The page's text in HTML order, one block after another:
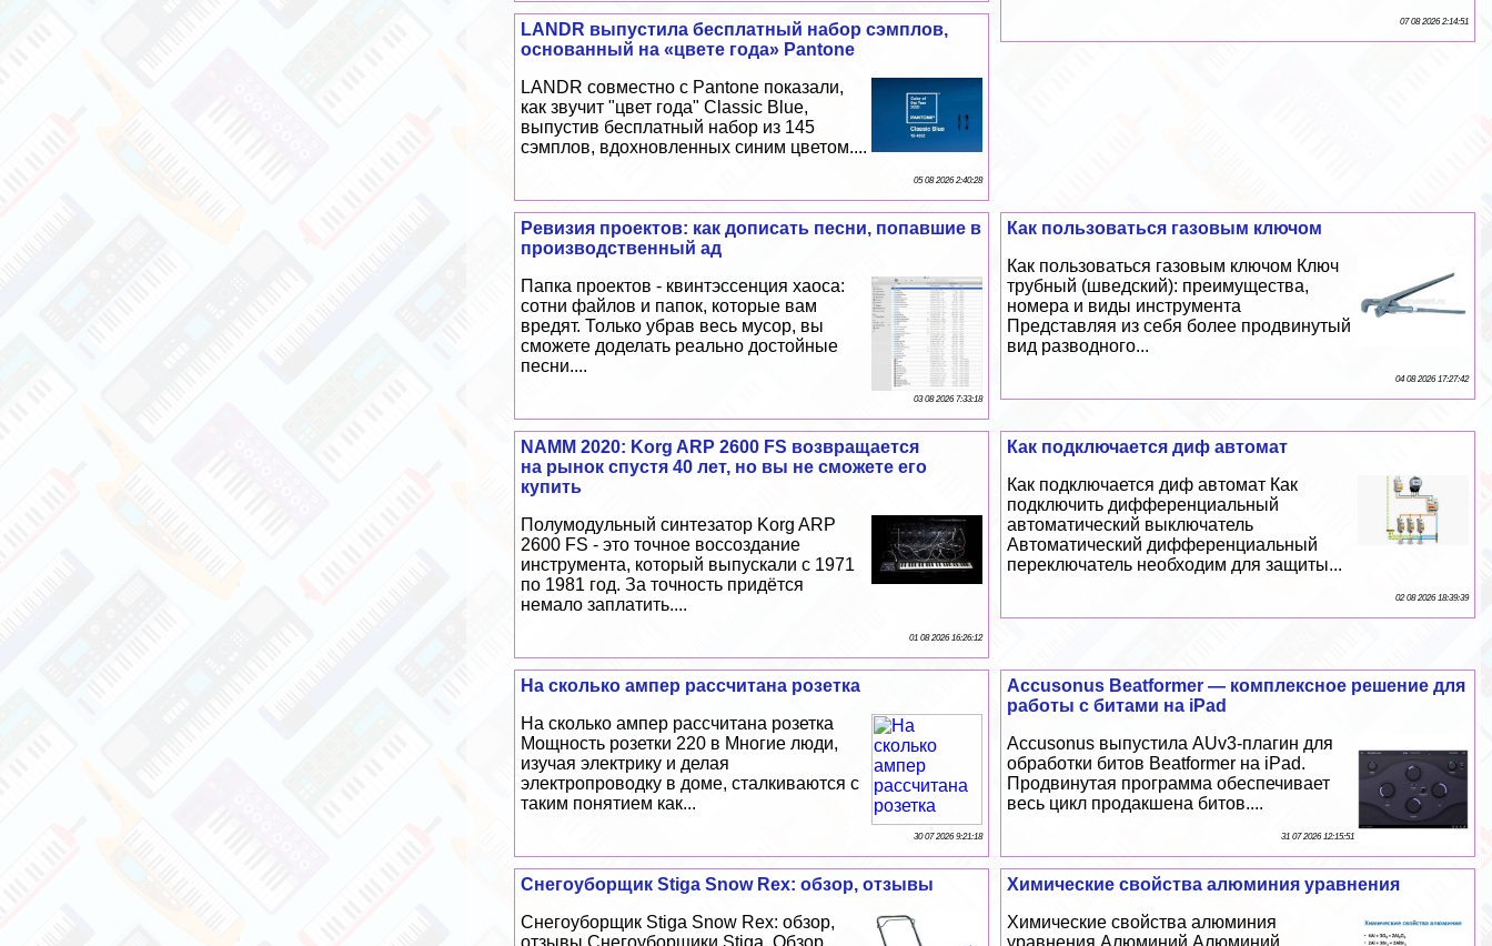
07 08 2026 2:14:51
LANDR выпустила бесплатный набор сэмплов,
основанный на «цвете года» Pantone
LANDR совместно с Pantone показали,
как звучит "цвет года" Classic Blue,
выпустив бесплатный набор из 145
сэмплов, вдохновленных синим цветом....
05 08 2026 2:40:28
Как пользоваться газовым ключом
Как пользоваться газовым ключом Ключ
трубный (шведский): преимущества,
номера и виды инструмента
Представляя из себя более продвинутый
вид разводного...
04 08 2026 17:27:42
Ревизия проектов: как дописать песни, попавшие в
производственный ад
Папка проектов - квинтэссенция хаоса:
сотни файлов и папок, которые вам
вредят. Только убрав весь мусор, вы
сможете доделать реально достойные
песни....
03 08 2026 7:33:18
Как подключается диф автомат
Как подключается диф автомат Как
подключить дифференциальный
автоматический выключатель
Автоматический дифференциальный
переключатель необходим для защиты...
02 08 2026 18:39:39
NAMM 2020: Korg ARP 2600 FS возвращается
на рынок спустя 40 лет, но вы не сможете его
купить
Полумодульный синтезатор Korg ARP
2600 FS - это точное воссоздание
инструмента, который выпускали с 1971
по 1981 год. За точность придётся
немало заплатить....
01 08 2026 16:26:12
Accusonus Beatformer — комплексное решение для
работы с битами на iPad
Accusonus выпустила AUv3-плагин для
обработки битов Beatformer на iPad.
Продвинутая программа обеспечивает
весь цикл продакшена битов....
31 07 2026 12:15:51
На сколько ампер рассчитана розетка
На сколько ампер рассчитана розетка
Мощность розетки 220 в Многие люди,
изучая электрику и делая
электропроводку в доме, сталкиваются с
таким понятием как...
30 07 2026 9:21:18
Химические свойства алюминия уравнения
Химические свойства алюминия
уравнения Алюминий Алюминий
Снегоуборщик Stiga Snow Rex: обзор, отзывы
Снегоуборщик Stiga Snow Rex: обзор,
отзывы Снегоуборщики Stiga. Обзор